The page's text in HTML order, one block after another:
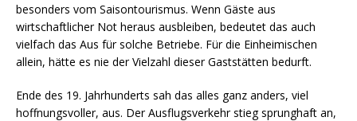
besonders vom Saisontourismus. Wenn Gäste aus
wirtschaftlicher Not heraus ausbleiben, bedeutet das auch
vielfach das Aus für solche Betriebe. Für die Einheimischen
allein, hätte es nie der Vielzahl dieser Gaststätten bedurft.
Ende des 19. Jahrhunderts sah das alles ganz anders, viel
hoffnungsvoller, aus. Der Ausflugsverkehr stieg sprunghaft an,